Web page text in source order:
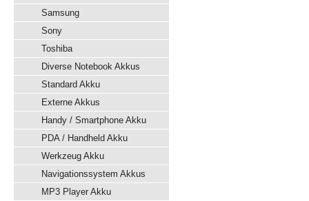
Samsung
Sony
Toshiba
Diverse Notebook Akkus
Standard Akku
Externe Akkus
Handy / Smartphone Akku
PDA / Handheld Akku
Werkzeug Akku
Navigationssystem Akkus
MP3 Player Akku